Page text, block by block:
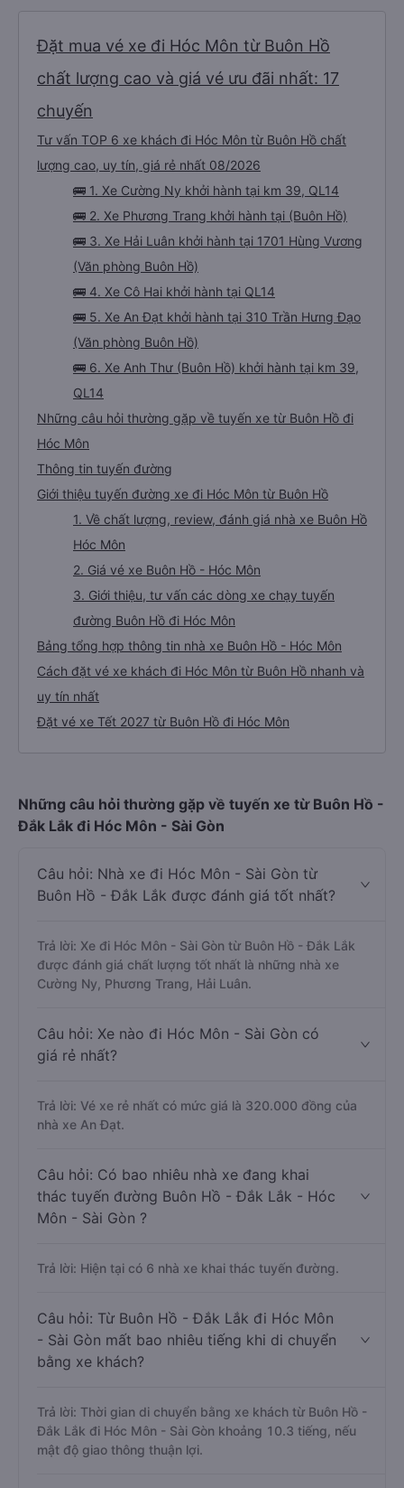
Đặt mua vé xe đi Hóc Môn từ Buôn Hồ
chất lượng cao và giá vé ưu đãi nhất: 17
chuyến
Tư vấn TOP 6 xe khách đi Hóc Môn từ Buôn Hồ chất
lượng cao, uy tín, giá rẻ nhất 08/2026
🚌 1. Xe Cường Ny khởi hành tại km 39, QL14
🚌 2. Xe Phương Trang khởi hành tại (Buôn Hồ)
🚌 3. Xe Hải Luân khởi hành tại 1701 Hùng Vương
(Văn phòng Buôn Hồ)
🚌 4. Xe Cô Hai khởi hành tại QL14
🚌 5. Xe An Đạt khởi hành tại 310 Trần Hưng Đạo
(Văn phòng Buôn Hồ)
🚌 6. Xe Anh Thư (Buôn Hồ) khởi hành tại km 39,
QL14
Những câu hỏi thường gặp về tuyến xe từ Buôn Hồ đi
Hóc Môn
Thông tin tuyến đường
Giới thiệu tuyến đường xe đi Hóc Môn từ Buôn Hồ
1. Về chất lượng, review, đánh giá nhà xe Buôn Hồ
Hóc Môn
2. Giá vé xe Buôn Hồ - Hóc Môn
3. Giới thiệu, tư vấn các dòng xe chạy tuyến
đường Buôn Hồ đi Hóc Môn
Bảng tổng hợp thông tin nhà xe Buôn Hồ - Hóc Môn
Cách đặt vé xe khách đi Hóc Môn từ Buôn Hồ nhanh và
uy tín nhất
Đặt vé xe Tết 2027 từ Buôn Hồ đi Hóc Môn
Những câu hỏi thường gặp về tuyến xe từ Buôn Hồ -
Đắk Lắk đi Hóc Môn - Sài Gòn
Câu hỏi: Nhà xe đi Hóc Môn - Sài Gòn từ
Buôn Hồ - Đắk Lắk được đánh giá tốt nhất?
Trả lời: Xe đi Hóc Môn - Sài Gòn từ Buôn Hồ - Đắk Lắk
được đánh giá chất lượng tốt nhất là những nhà xe
Cường Ny, Phương Trang, Hải Luân.
Câu hỏi: Xe nào đi Hóc Môn - Sài Gòn có
giá rẻ nhất?
Trả lời: Vé xe rẻ nhất có mức giá là 320.000 đồng của
nhà xe An Đạt.
Câu hỏi: Có bao nhiêu nhà xe đang khai
thác tuyến đường Buôn Hồ - Đắk Lắk - Hóc
Môn - Sài Gòn ?
Trả lời: Hiện tại có 6 nhà xe khai thác tuyến đường.
Câu hỏi: Từ Buôn Hồ - Đắk Lắk đi Hóc Môn
- Sài Gòn mất bao nhiêu tiếng khi di chuyển
bằng xe khách?
Trả lời: Thời gian di chuyển bằng xe khách từ Buôn Hồ -
Đắk Lắk đi Hóc Môn - Sài Gòn khoảng 10.3 tiếng, nếu
mật độ giao thông thuận lợi.